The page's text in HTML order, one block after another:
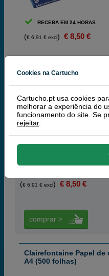
RECEBA EM 24 HORAS
(€ 6,91 € excl) € 8,50 €
comprar >
Clairefontaine Papel de
(500 folhas)
(€ 6,91 € excl) € 8,50 €
comprar >
Clairefontaine Papel de
A4 (500 folhas)
Cookies na Cartucho
Cartucho.pt usa cookies
melhorar a experiência do
funcionamento do site. Se
rejeitar.